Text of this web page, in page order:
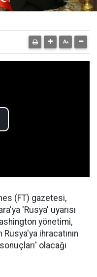
(FT) gazetesi,
'Rusya' uyarısı
yönetimi,
Rusya'ya ihracatının
olacağı